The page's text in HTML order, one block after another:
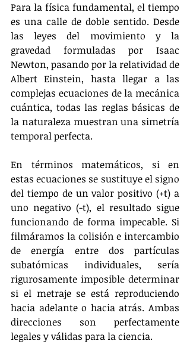
Para la física fundamental, el tiempo
es una calle de doble sentido. Desde
las leyes del movimiento y la
gravedad formuladas por Isaac
Newton, pasando por la relatividad de
Albert Einstein, hasta llegar a las
complejas ecuaciones de la mecánica
cuántica, todas las reglas básicas de
la naturaleza muestran una simetría
temporal perfecta.
En términos matemáticos, si en
estas ecuaciones se sustituye el signo
del tiempo de un valor positivo (+t) a
uno negativo (-t), el resultado sigue
funcionando de forma impecable. Si
filmáramos la colisión e intercambio
de energía entre dos partículas
subatómicas individuales, sería
rigurosamente imposible determinar
si el metraje se está reproduciendo
hacia adelante o hacia atrás. Ambas
direcciones son perfectamente
legales y válidas para la ciencia.